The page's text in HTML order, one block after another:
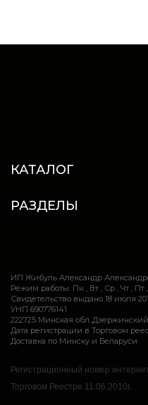
КАТАЛОГ
РАЗДЕЛЫ
ИП Жибуль Александр
Режим работы: Пн , Вт , Ср , Чт , Пт ,
Свидетельство выдано 18 июля
УНП 690776141
222725 Минская
Дата регистрации в Торговом
Доставка по Минску и Беларуси
Регистрационный номер
Торговом Реестре 11.06.2010г.